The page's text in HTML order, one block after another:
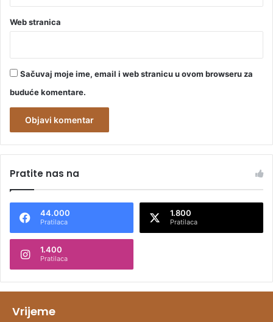
Web stranica
Sačuvaj moje ime, email i web stranicu u ovom browseru za
buduće komentare.
t
n
t
v
Pratite nas na
44.000
Pratilaca
1.800
Pratilaca
1.400
Pratilaca
Vrijeme